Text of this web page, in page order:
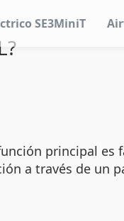
SE3MiniT
principal es
a través de un